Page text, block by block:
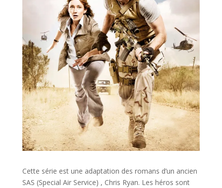
Cette série est une adaptation des romans d’un ancien
SAS (Special Air Service) , Chris Ryan. Les héros sont